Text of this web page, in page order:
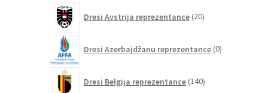
Dresi Avstrija reprezentance 20izdelkov
Dresi Azerbajdžanu reprezentance 0izdelkov
Dresi Belgija reprezentance 140izdelkov